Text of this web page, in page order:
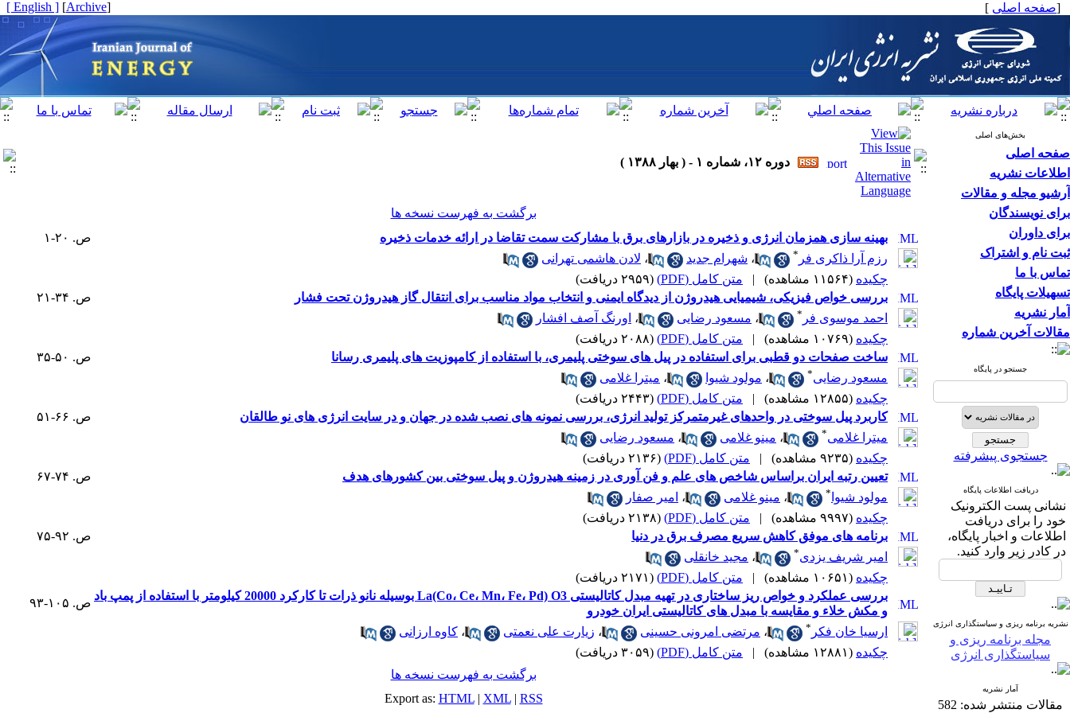
[صفحه اصلی ]
[
Archive
]
[ English ]
بخش‌های اصلی
صفحه اصلی
اطلاعات نشریه
آرشیو مجله و مقالات
برای نویسندگان
برای داوران
ثبت نام و اشتراک
تماس با ما
تسهیلات پایگاه
آمار نشریه
مقالات آخرین شماره
جستجو در پایگاه
جستجوی پیشرفته
دریافت اطلاعات پایگاه
نشانی پست الکترونیک
خود را برای دریافت
اطلاعات و اخبار پایگاه،
در کادر زیر وارد کنید.
نشریه برنامه ریزی و سیاستگذاری انرژی
مجله برنامه ریزی و
سیاستگذاری انرژی
آمار نشریه
مقالات منتشر شده: 582
دوره ۱۲، شماره ۱ - ( بهار ۱۳۸۸ )
برگشت به فهرست نسخه ها
بهینه سازی همزمان انرژی و ذخیره در بازارهای برق با مشارکت سمت تقاضا در ارائه خدمات ذخیره
ص. ۲۰-۱
رزم آرا ذاکری فر * ، شهرام جدید ، لادن هاشمی تهرانی
چکیده (۱۱۵۶۴ مشاهده) | متن کامل (PDF)
(۲۹۵۹ دریافت)
بررسی خواص فیزیکی، شیمیایی هیدروژن از دیدگاه ایمنی و انتخاب مواد مناسب برای انتقال گاز هیدروژن تحت فشار
ص. ۳۴-۲۱
احمد موسوی فر * ، مسعود رضایی ، اورنگ آصف افشار
چکیده (۱۰۷۶۹ مشاهده) | متن کامل (PDF)
(۲۰۸۸ دریافت)
ساخت صفحات دو قطبی برای استفاده در پیل های سوختی پلیمری، با استفاده از کامپوزیت های پلیمری رسانا
ص. ۵۰-۳۵
مسعود رضایی* ، مولود شیوا ، میترا غلامی
چکیده (۱۲۸۵۵ مشاهده) | متن کامل (PDF)
(۲۴۴۳ دریافت)
کاربرد پیل سوختی در واحدهای غیرمتمرکز تولید انرژی، بررسی نمونه های نصب شده در جهان و در سایت انرژی های نو طالقان
ص. ۶۶-۵۱
میترا غلامی* ، مینو غلامی ، مسعود رضایی
چکیده (۹۲۳۵ مشاهده) | متن کامل (PDF)
(۲۱۳۶ دریافت)
تعیین رتبه ایران براساس شاخص های علم و فن آوری در زمینه هیدروژن و پیل سوختی بین کشورهای هدف
ص. ۷۴-۶۷
مولود شیوا * ، مینو غلامی ، امیر صفار
چکیده (۹۹۹۷ مشاهده) | متن کامل (PDF)
(۲۱۳۸ دریافت)
برنامه های موفق کاهش سریع مصرف برق در دنیا
ص. ۹۲-۷۵
امیر شریف یزدی* ، مجید خانقلی
چکیده (۱۰۶۵۱ مشاهده) | متن کامل (PDF)
(۲۱۷۱ دریافت)
بررسی عملکرد و خواص ریز ساختاری در تهیه مبدل کاتالیستی La(Co، Ce، Mn، Fe، Pd) O3 بوسیله نانو ذرات تا کارکرد 20000 کیلومتر با استفاده از پمپ باد
و مکش خلاء و مقایسه با مبدل های کاتالیستی ایران خودرو
ص. ۱۰۵-۹۳
ارسیا خان فکر * ، مرتضی امرونی حسینی ، زیارت علی نعمتی ، کاوه ارزانی
چکیده (۱۲۸۸۱ مشاهده) | متن کامل (PDF)
(۳۰۵۹ دریافت)
برگشت به فهرست نسخه ها
Export as: HTML| XML| RSS